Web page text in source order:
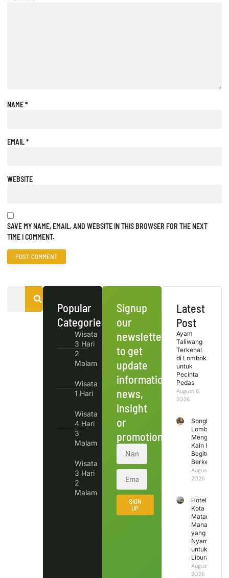
NAME*
EMAIL*
WEBSITE
SAVE MY NAME, EMAIL, AND WEBSITE IN THIS BROWSER FOR THE NEXT
TIME I COMMENT.
Popular
Categories
Wisata
3 Hari
2
Malam
Wisata
1 Hari
Wisata
4 Hari
3
Malam
Wisata
3 Hari
2
Malam
Signup
our
newsletter
to get
update
information,
news,
insight
or
promotions.
SIGN
UP
Latest
Post
Ayam
Taliwang
Terkenal
di Lombok
untuk
Pecinta
Pedas
August 6,
2026
Songket
Lombok
Mengapa
Kain Ini
Begitu
Berkesan?
August 5,
2026
Hotel di
Kota
Mataram
Mana
yang
Nyaman
untuk
Liburan?
August 4,
2026